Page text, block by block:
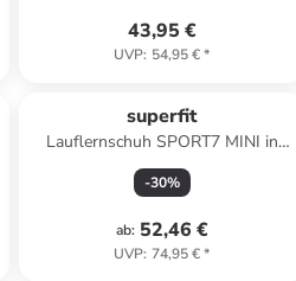
43,95 €
UVP: 54,95 €*
superfit
Lauflernschuh SPORT7 MINI in
Blau/Hellgrün
-30%
ab: 52,46 €
UVP: 74,95 €*